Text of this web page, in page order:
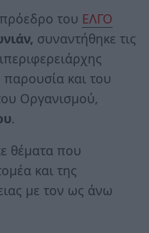
του ΕΛΓΟ
συναντήθηκε τις
παρουσία και του
Οργανισμού,
.
θέματα που
και της
με τον ως άνω